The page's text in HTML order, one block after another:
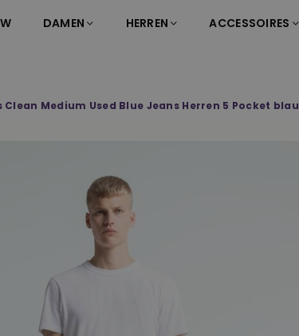
DAMEN HERREN ACCESSOIRES
Medium Used Blue Jeans Herren 5 Pocket blau